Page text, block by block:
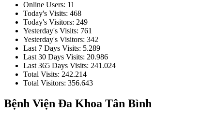
Online Users: 11
Today's Visits: 468
Today's Visitors: 249
Yesterday's Visits: 761
Yesterday's Visitors: 342
Last 7 Days Visits: 5.289
Last 30 Days Visits: 20.986
Last 365 Days Visits: 241.024
Total Visits: 242.214
Total Visitors: 356.643
Bệnh Viện Đa Khoa Tân Bình